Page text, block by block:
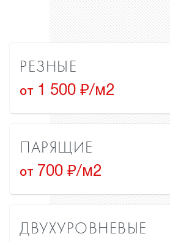
РЕЗНЫЕ
от 1 500 ₽/м2
ПАРЯЩИЕ
от 700 ₽/м2
ДВУХУРОВНЕВЫЕ